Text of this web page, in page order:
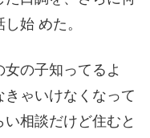
始 めた。
女の子知ってるよ
ゃいけなくなって
相談だけど住むと